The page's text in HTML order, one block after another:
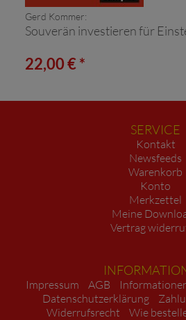
Gerd Kommer:
Souverän investieren für
22,00 € *
SERVICE
Kontakt
Newsfeeds
Warenkorb
Konto
Merkzettel
Meine
Vertrag
Impressum AGB
Datenschutzerklärung
Widerrufsrecht
Wie